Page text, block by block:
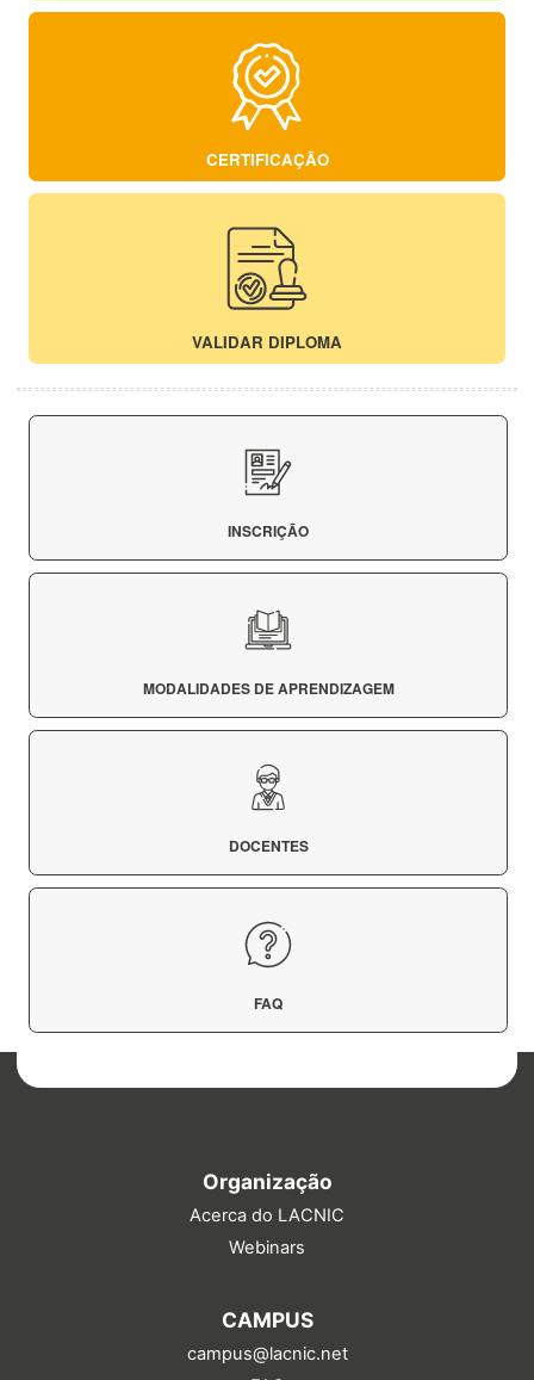
CERTIFICAÇÃO
VALIDAR DIPLOMA
INSCRIÇÃO
MODALIDADES DE APRENDIZAGEM
DOCENTES
FAQ
Organização
Acerca do LACNIC
Webinars
CAMPUS
campus@lacnic.net